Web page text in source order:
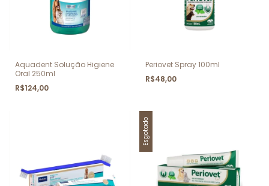
Aquadent Solução Higiene
Oral 250ml
R$124,00
Periovet Spray 100ml
R$48,00
Esgotado